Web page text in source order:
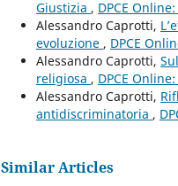
Giustizia , DPCE
Alessandro Caprotti,
evoluzione , DPCE
Alessandro Caprotti,
religiosa , DPCE
Alessandro Caprotti,
antidiscriminatoria ,
Similar Articles